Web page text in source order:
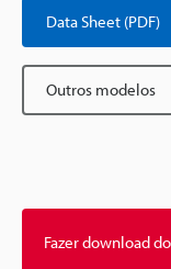
Data Sheet (PDF)
Outros modelos
Fazer download